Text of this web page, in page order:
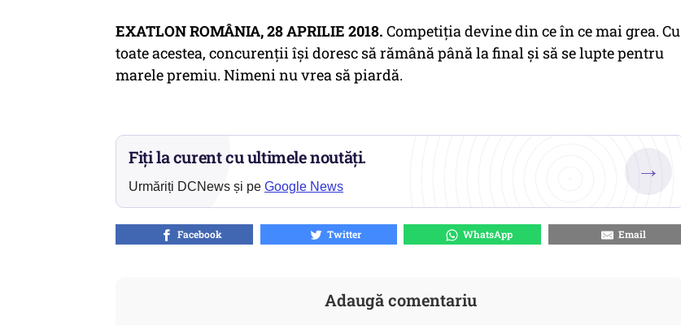
EXATLON ROMÂNIA, 28 APRILIE 2018. Competiția devine din ce în ce mai grea. Cu
toate acestea, concurenții își doresc să rămână până la final și să se lupte pentru
marele premiu. Nimeni nu vrea să piardă.
Fiți la curent cu ultimele noutăți.
Urmăriți DCNews și pe Google News
→
Facebook Twitter WhatsApp Email
Adaugă comentariu